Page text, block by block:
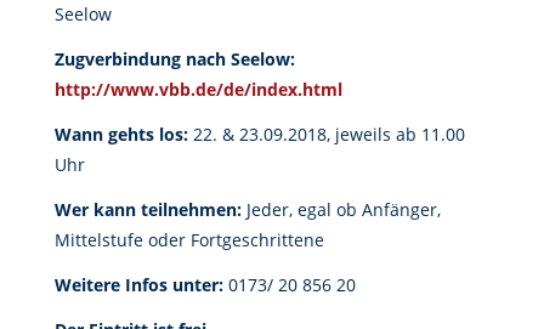
Seelow
Zugverbindung nach Seelow:
http://www.vbb.de/de/index.html
Wann gehts los: 22. & 23.09.2018, jeweils ab 11.00
Uhr
Wer kann teilnehmen: Jeder, egal ob Anfänger,
Mittelstufe oder Fortgeschrittene
Weitere Infos unter: 0173/ 20 856 20